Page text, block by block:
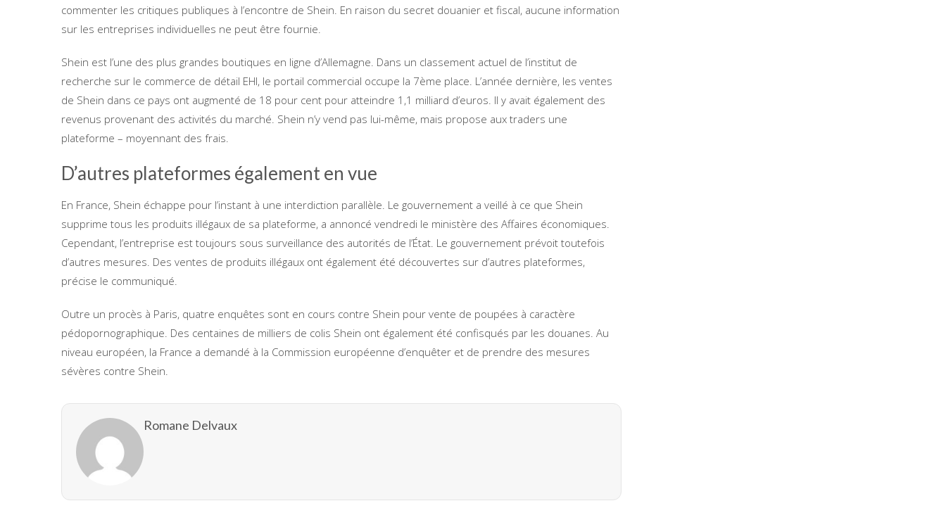
commenter les critiques publiques à l’encontre de Shein. En raison du secret douanier et fiscal, aucune information
sur les entreprises individuelles ne peut être fournie.
Shein est l’une des plus grandes boutiques en ligne d’Allemagne. Dans un classement actuel de l’institut de
recherche sur le commerce de détail EHI, le portail commercial occupe la 7ème place. L’année dernière, les ventes
de Shein dans ce pays ont augmenté de 18 pour cent pour atteindre 1,1 milliard d’euros. Il y avait également des
revenus provenant des activités du marché. Shein n’y vend pas lui-même, mais propose aux traders une
plateforme – moyennant des frais.
D’autres plateformes également en vue
En France, Shein échappe pour l’instant à une interdiction parallèle. Le gouvernement a veillé à ce que Shein
supprime tous les produits illégaux de sa plateforme, a annoncé vendredi le ministère des Affaires économiques.
Cependant, l’entreprise est toujours sous surveillance des autorités de l’État. Le gouvernement prévoit toutefois
d’autres mesures. Des ventes de produits illégaux ont également été découvertes sur d’autres plateformes,
précise le communiqué.
Outre un procès à Paris, quatre enquêtes sont en cours contre Shein pour vente de poupées à caractère
pédopornographique. Des centaines de milliers de colis Shein ont également été confisqués par les douanes. Au
niveau européen, la France a demandé à la Commission européenne d’enquêter et de prendre des mesures
sévères contre Shein.
Romane Delvaux